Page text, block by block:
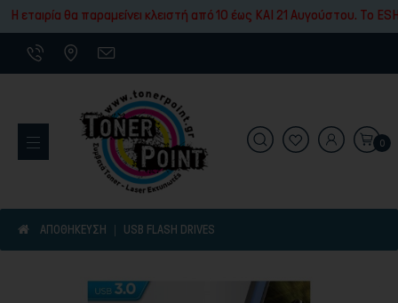
εταιρία θα παραμείνει κλειστή από 10 έως ΚΑΙ 21 Αυγούστου. To
Εκτυπωτικά Μηχανήματα
0
ΑΠΟΘΗΚΕΥΣΗ USB FLASH DRIVES